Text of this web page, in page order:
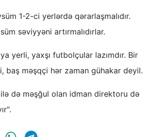
1-2-ci yerlərdə qərarlaşmalıdır.
səviyyəni artırmalıdırlar.
yerli, yaxşı futbolçular lazımdır. Bir
baş məşqçi hər zaman gühakar deyil.
də məşğul olan idman direktoru də